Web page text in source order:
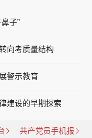
子”
向考质量结构
警示教育
建设的早期探索
共产党员手机报